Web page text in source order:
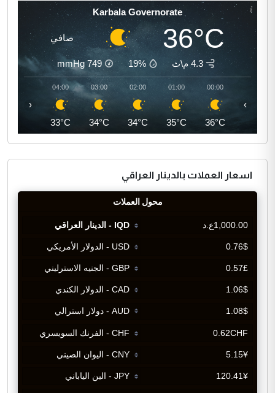
Karbala Governorate
36°C صافي
4.3 م\ث 19%
749
mmHg
00:00
36°C
01:00
35°C
02:00
34°C
03:00
34°C
04:00
33°C
‹ ›
اسعار العملات بالدينار العراقي